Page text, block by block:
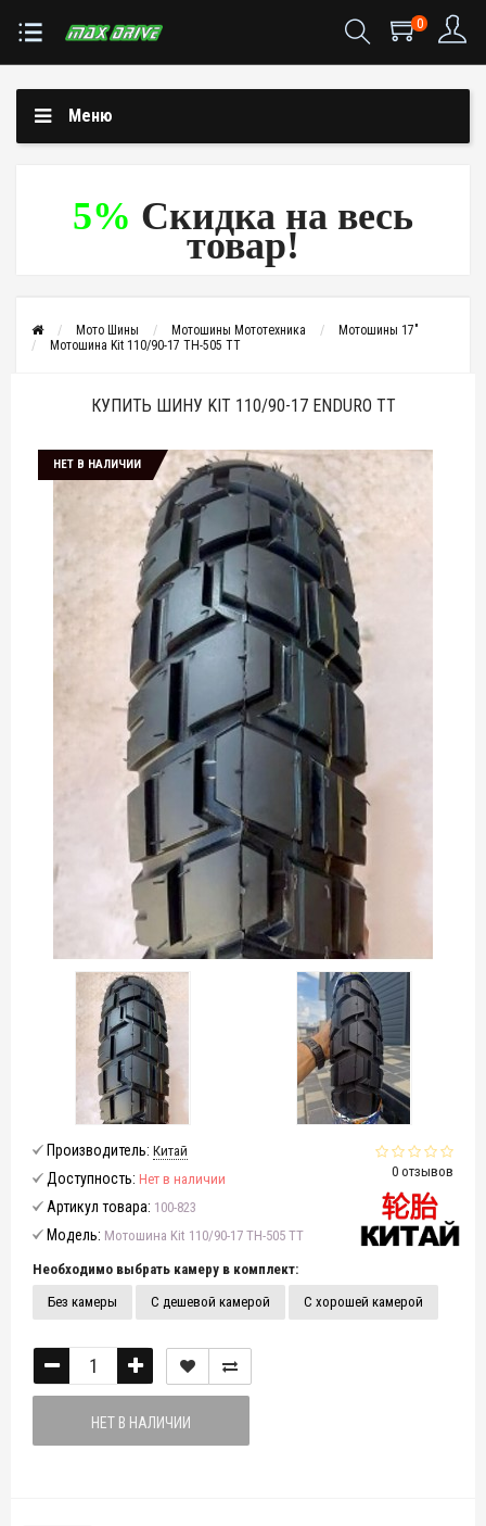
0
Меню
5% Скидка на весь
товар!
Мото Шины Мотошины Мототехника
Мотошины 17"
Мотошина Kit 110/90-17 TH-505 TT
КУПИТЬ ШИНУ KIT 110/90-17 ENDURO TT
НЕТ В НАЛИЧИИ
0 отзывов
Производитель: Китай
Доступность: Нет в наличии
Артикул товара: 100-823
Модель: Мотошина Kit 110/90-17 TH-505 TT
Необходимо выбрать камеру в комплект:
Без камеры
С дешевой камерой С хорошей камерой
НЕТ В НАЛИЧИИ